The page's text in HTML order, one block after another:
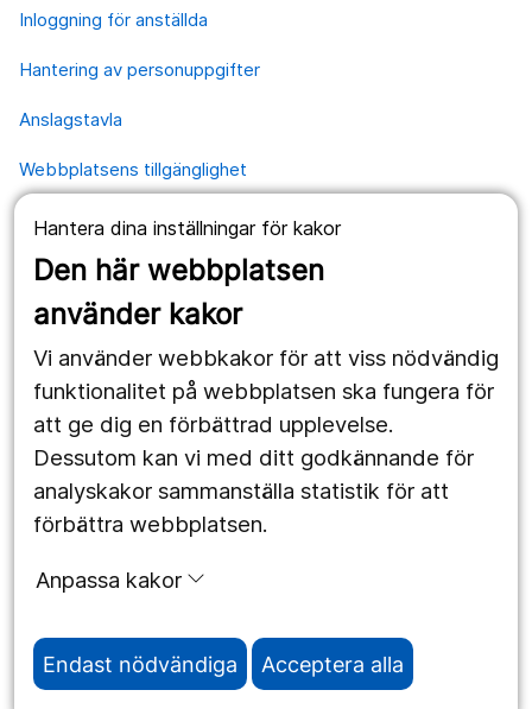
Hantera dina inställningar för kakor
Den här webbplatsen
använder kakor
Vi använder webbkakor för att viss nödvändig
funktionalitet på webbplatsen ska fungera för
att ge dig en förbättrad upplevelse.
Dessutom kan vi med ditt godkännande för
analyskakor sammanställa statistik för att
förbättra webbplatsen.
Anpassa kakor
Endast nödvändiga Acceptera alla
Inloggning för anställda
Hantering av personuppgifter
Anslagstavla
Webbplatsens tillgänglighet
Våra webbplatser
1177.se
Vårdgivare
Följ oss
Facebook